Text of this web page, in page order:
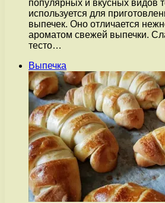
популярных и вкусных видов
используется для
выпечек. Оно отличается
ароматом свежей выпечки.
тесто…
Выпечка